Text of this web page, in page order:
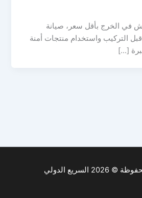
في الخرج بأقل سعر، صيانة
التركيب واستخدام منتجات أمنة
[…]
السريع الدولي